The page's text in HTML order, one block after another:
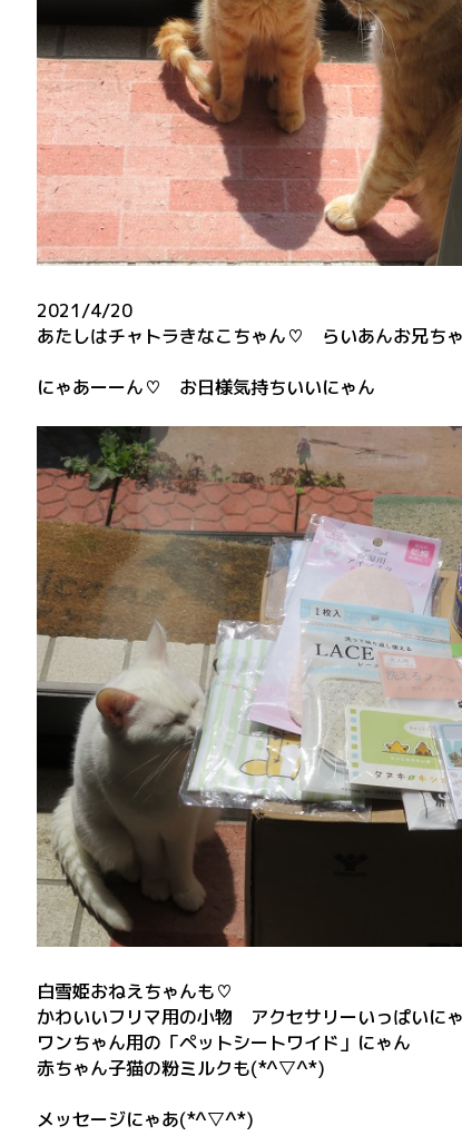
2021/4/20
あたしはチャトラきなこちゃん♡ らいあんお兄ち
にゃあーーん♡ お日様気持ちいいにゃん
白雪姫おねえちゃんも♡
かわいいフリマ用の小物 アクセサリーいっぱいに
ワンちゃん用の「ペットシートワイド」にゃん
赤ちゃん子猫の粉ミルクも(*^▽^*)
メッセージにゃあ(*^▽^*)